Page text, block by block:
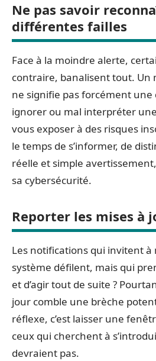
Ne pas savoir
différentes failles
Face à la moindre alerte,
contraire, banalisent tout. Un
ne signifie pas forcément
ignorer ou mal interpréter
vous exposer à des risques
le temps de s’informer, de
réelle et simple
sa cybersécurité.
Reporter les mises à
Les notifications qui invitent
système défilent, mais qui
et d’agir tout de suite ?
jour comble une brèche
réflexe, c’est laisser une
ceux qui cherchent à
devraient pas.